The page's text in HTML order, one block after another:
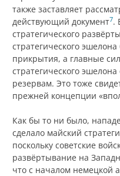
также заставляет
действующий документ7.
стратегического
стратегического
прикрытия, а главные
стратегического
резервам. Это тоже
прежней концепции
Как бы то ни было,
сделало майский
поскольку советские
развёртывание на
что с началом немецкой